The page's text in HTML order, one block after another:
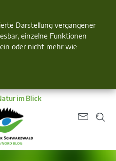
Darstellung vergangener
einzelne Funktionen
oder nicht mehr wie
im Blick